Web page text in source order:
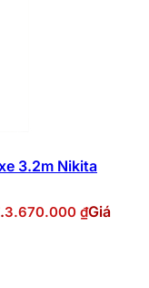
3.2m Nikita
3.670.000 ₫Giá